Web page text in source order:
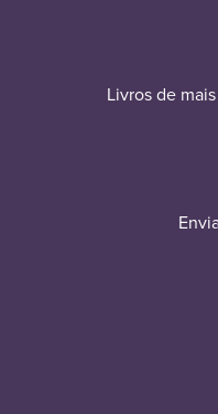
Livros de